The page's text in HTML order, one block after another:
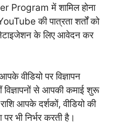
Program में शामिल होना
की पात्रता शर्तों को
के लिए आवेदन कर
वीडियो पर विज्ञापन
से आपकी कमाई शुरू
आपके दर्शकों, वीडियो की
भी निर्भर करती है।